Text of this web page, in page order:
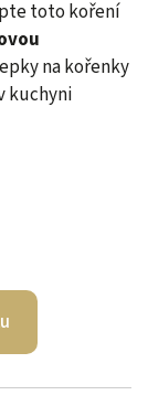
toto koření
na kořenky
kuchyni